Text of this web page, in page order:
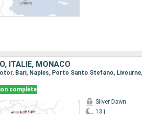
ITALIE, MONACO
complète
Silver Dawn
13 j